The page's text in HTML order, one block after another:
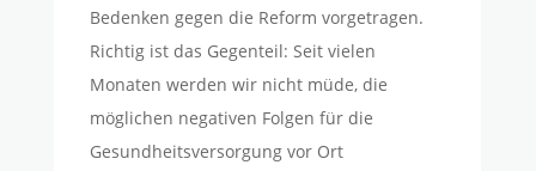
Bedenken gegen die Reform vorgetragen.
Richtig ist das Gegenteil: Seit vielen
Monaten werden wir nicht müde, die
möglichen negativen Folgen für die
Gesundheitsversorgung vor Ort